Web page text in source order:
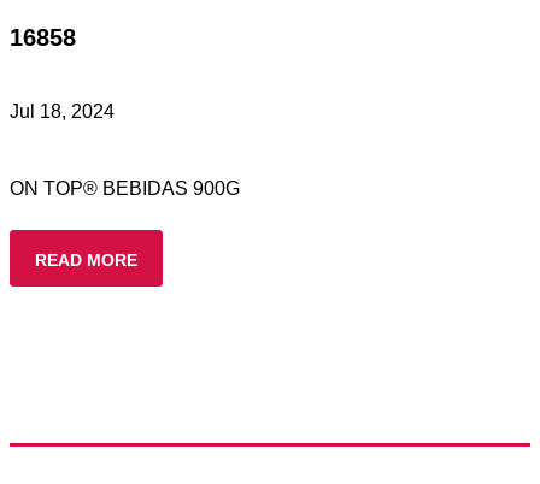
16858
Jul 18, 2024
ON TOP® BEBIDAS 900G
READ MORE